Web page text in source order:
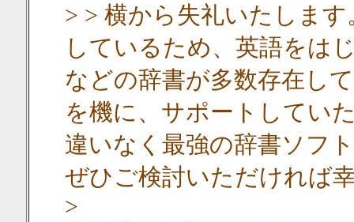
> > 横から失礼いたしま
しているため、英語をは
などの辞書が多数存在し
を機に、サポートしてい
違いなく最強の辞書ソフ
ぜひご検討いただければ
>